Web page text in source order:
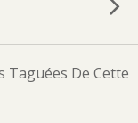
Taguées De Cette